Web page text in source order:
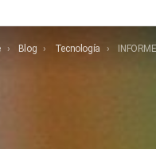
here:Blog Tecnología